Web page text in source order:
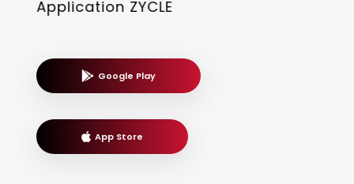
Application ZYCLE
Google Play
App Store